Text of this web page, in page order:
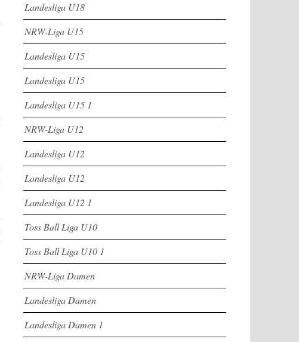
Landesliga U18
NRW-Liga U15
Landesliga U15
Landesliga U15
Landesliga U15 1
NRW-Liga U12
Landesliga U12
Landesliga U12
Landesliga U12 1
Toss Ball Liga U10
Toss Ball Liga U10 1
NRW-Liga Damen
Landesliga Damen
Landesliga Damen 1